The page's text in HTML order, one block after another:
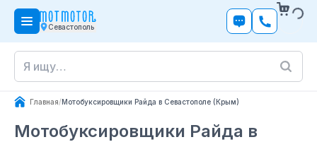
Севастополь
Главная/Мотобуксировщики Райда в Севастополе (Крым)
Мотобуксировщики Райда в